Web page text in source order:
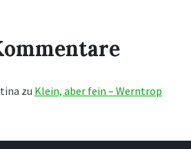
zu Klein, aber fein – Werntrop